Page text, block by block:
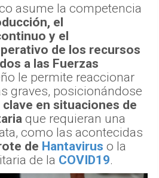
asume la competencia
el
y el
de los recursos
a las Fuerzas
le permite reaccionar
graves, posicionándose
clave en situaciones de
que requieran una
como las acontecidas
de Hantavirus o la
de la COVID19.